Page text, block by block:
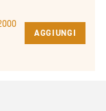
AGGIUNGI